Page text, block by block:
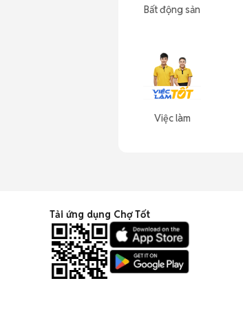
Bất động sản
Việc làm
Tải ứng dụng Chợ Tốt